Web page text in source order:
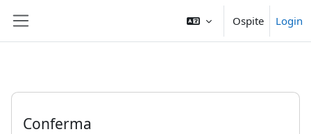
Ospite Login
Conferma